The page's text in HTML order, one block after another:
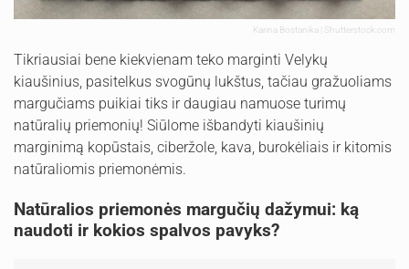
Karina Bostanika | Shutterstock.com
Tikriausiai bene kiekvienam teko marginti Velykų
kiaušinius, pasitelkus svogūnų lukštus, tačiau gražuoliams
margučiams puikiai tiks ir daugiau namuose turimų
natūralių priemonių! Siūlome išbandyti kiaušinių
marginimą kopūstais, ciberžole, kava, burokėliais ir kitomis
natūraliomis priemonėmis.
Natūralios priemonės margučių dažymui: ką
naudoti ir kokios spalvos pavyks?